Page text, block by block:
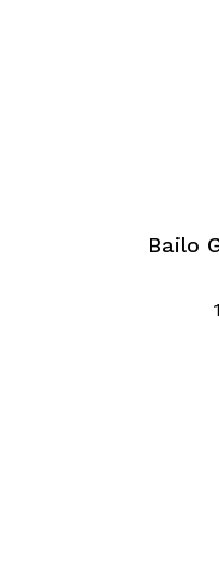
Bailo